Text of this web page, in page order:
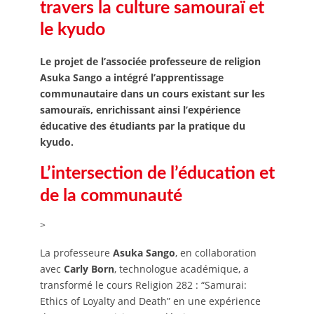
travers la culture samouraï et
le kyudo
Le projet de l’associée professeure de religion
Asuka Sango a intégré l’apprentissage
communautaire dans un cours existant sur les
samouraïs, enrichissant ainsi l’expérience
éducative des étudiants par la pratique du
kyudo.
L’intersection de l’éducation et
de la communauté
>
La professeure Asuka Sango, en collaboration
avec Carly Born, technologue académique, a
transformé le cours Religion 282 : “Samurai:
Ethics of Loyalty and Death” en une expérience